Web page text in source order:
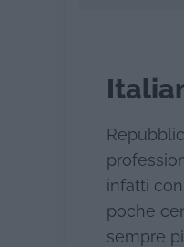
infatti
poche
sempre